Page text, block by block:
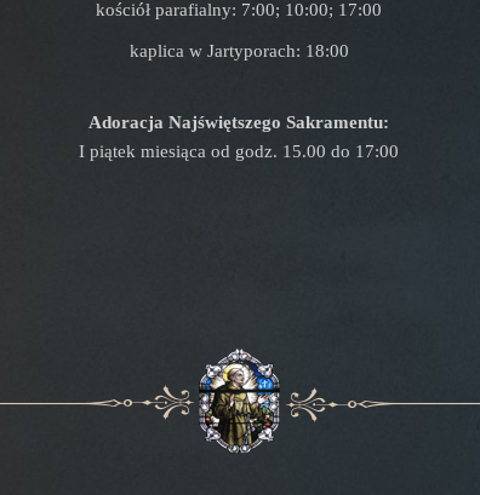
kościół parafialny: 7:00; 10:00; 17:00
kaplica w Jartyporach: 18:00
Adoracja Najświętszego Sakramentu:
I piątek miesiąca od godz. 15.00 do 17:00